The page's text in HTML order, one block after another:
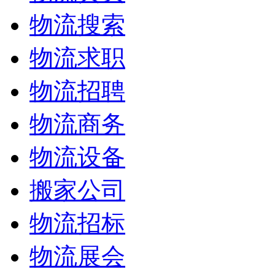
物流搜索
物流求职
物流招聘
物流商务
物流设备
搬家公司
物流招标
物流展会